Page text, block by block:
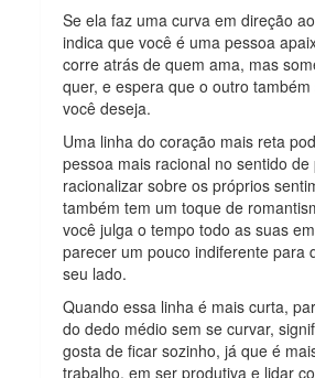
Se ela faz uma curva em direção
indica que você é uma pessoa
corre atrás de quem ama, mas
quer, e espera que o outro
você deseja.
Uma linha do coração mais reta
pessoa mais racional no sentido de
racionalizar sobre os próprios
também tem um toque de
você julga o tempo todo as suas
parecer um pouco indiferente para
seu lado.
Quando essa linha é mais curta,
do dedo médio sem se curvar,
gosta de ficar sozinho, já que é
trabalho, em ser produtiva e lidar